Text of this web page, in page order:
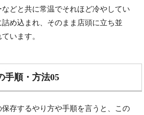
どと共に常温でそれほど冷やしてい
め込まれ、そのまま店頭に立ち並
います。
手順・方法05
存するやり方や手順を言うと、この